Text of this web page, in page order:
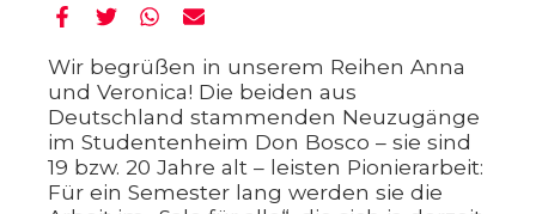
Wir begrüßen in unserem Reihen Anna
und Veronica! Die beiden aus
Deutschland stammenden Neuzugänge
im Studentenheim Don Bosco – sie sind
19 bzw. 20 Jahre alt – leisten Pionierarbeit:
Für ein Semester lang werden sie die